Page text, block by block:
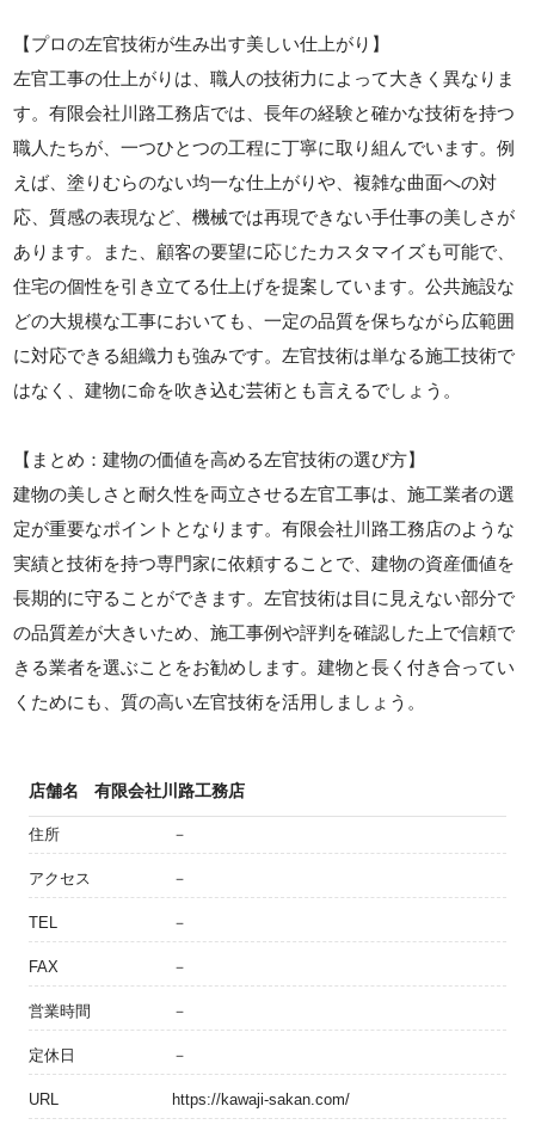
【プロの左官技術が生み出す美しい仕上がり】
左官工事の仕上がりは、職人の技術力によって大きく異なりま
す。有限会社川路工務店では、長年の経験と確かな技術を持つ
職人たちが、一つひとつの工程に丁寧に取り組んでいます。例
えば、塗りむらのない均一な仕上がりや、複雑な曲面への対
応、質感の表現など、機械では再現できない手仕事の美しさが
あります。また、顧客の要望に応じたカスタマイズも可能で、
住宅の個性を引き立てる仕上げを提案しています。公共施設な
どの大規模な工事においても、一定の品質を保ちながら広範囲
に対応できる組織力も強みです。左官技術は単なる施工技術で
はなく、建物に命を吹き込む芸術とも言えるでしょう。
【まとめ：建物の価値を高める左官技術の選び方】
建物の美しさと耐久性を両立させる左官工事は、施工業者の選
定が重要なポイントとなります。有限会社川路工務店のような
実績と技術を持つ専門家に依頼することで、建物の資産価値を
長期的に守ることができます。左官技術は目に見えない部分で
の品質差が大きいため、施工事例や評判を確認した上で信頼で
きる業者を選ぶことをお勧めします。建物と長く付き合ってい
くためにも、質の高い左官技術を活用しましょう。
店舗名 有限会社川路工務店
住所 －
アクセス －
TEL －
FAX －
営業時間 －
定休日 －
URL https://kawaji-sakan.com/